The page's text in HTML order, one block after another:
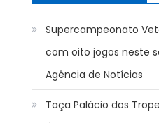
Supercampeonato
com oito jogos neste
Agência de Notícias
Taça Palácio dos